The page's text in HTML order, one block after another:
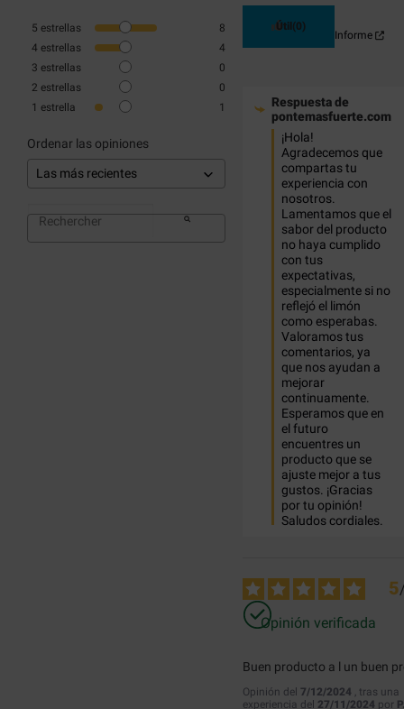
5 estrellas
8
4 estrellas
4
3 estrellas
0
2 estrellas
0
1 estrella 1
Ordenar las opiniones
Útil(0)
Informe
Respuesta de
pontemasfuerte.com
¡Hola!
Agradecemos que
compartas tu
experiencia con
nosotros.
Lamentamos que el
sabor del producto
no haya cumplido
con tus
expectativas,
especialmente si no
reflejó el limón
como esperabas.
Valoramos tus
comentarios, ya
que nos ayudan a
mejorar
continuamente.
Esperamos que en
el futuro
encuentres un
producto que se
ajuste mejor a tus
gustos. ¡Gracias
por tu opinión!
Saludos cordiales.
5
Opinión verificada
Buen producto a l un buen
Opinión del 7/12/2024 , tras una
experiencia del 27/11/2024 por